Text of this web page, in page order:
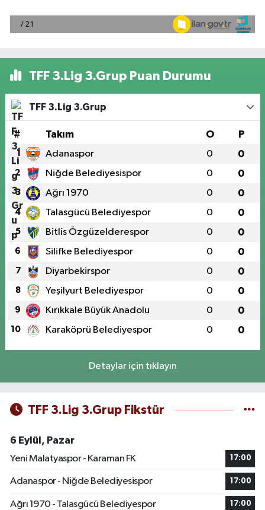
TFF 3.Lig 3.Grup Puan Durumu
TFF 3.Lig 3.Grup
# Takım O P
1 Adanaspor 0 0
2 Niğde Belediyesispor 0 0
3 Ağrı 1970 0 0
4 Talasgücü Belediyespor 0 0
5 Bitlis Özgüzelderespor 0 0
6 Silifke Belediyespor 0 0
7 Diyarbekirspor 0 0
8 Yeşilyurt Belediyespor 0 0
9 Kırıkkale Büyük Anadolu 0 0
10 Karaköprü Belediyespor 0 0
Detaylar için tıklayın
TFF 3.Lig 3.Grup Fikstür
6 Eylül, Pazar
Yeni Malatyaspor - Karaman FK
17:00
Adanaspor - Niğde Belediyesispor 17:00
Ağrı 1970 - Talasgücü Belediyespor 17:00